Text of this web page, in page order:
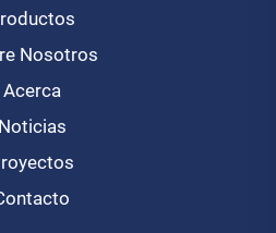
Nosotros
Acerca
Noticias